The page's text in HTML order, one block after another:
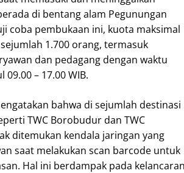
di bentang alam Pegunungan
coba pembukaan ini, kuota maksimal
1.700 orang, termasuk
dan pedagang dengan waktu
– 17.00 WIB.
bahwa di sejumlah destinasi
TWC Borobudur dan TWC
ditemukan kendala jaringan yang
saat melakukan scan barcode untuk
Hal ini berdampak pada